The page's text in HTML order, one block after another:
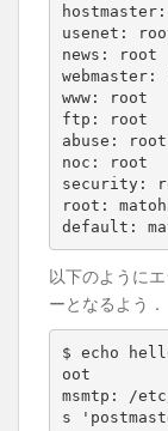
usenet:
news: root
webmaster:
www: root
ftp: root
abuse: root
noc: root
security:
root:
default:
以下のように
ーとなるよう．
$ echo
oot
msmtp: /
s